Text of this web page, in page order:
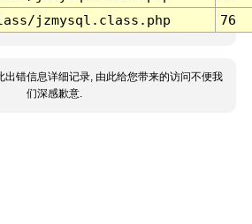
jzmysql.class.php 76
出错信息详细记录, 由此给您带来的访问不便我
们深感歉意.